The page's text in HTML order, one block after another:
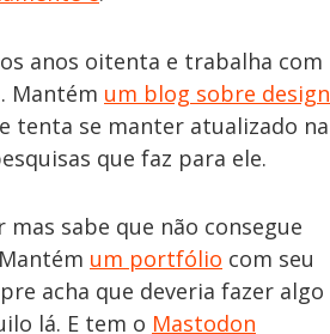
anos oitenta e trabalha com
Mantém um blog sobre design
e tenta se manter atualizado na
que faz para ele.
mas sabe que não consegue
um portfólio com seu
acha que deveria fazer algo
lá. E tem o Mastodon